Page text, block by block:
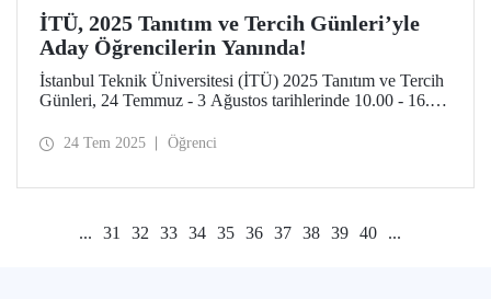
İTÜ, 2025 Tanıtım ve Tercih Günleri’yle
Aday Öğrencilerin Yanında!
İstanbul Teknik Üniversitesi (İTÜ) 2025 Tanıtım ve Tercih
Günleri, 24 Temmuz - 3 Ağustos tarihlerinde 10.00 - 16.00
yerleşkelerine bekliyor.
24 Tem 2025 Öğrenci
... 31 32 33 34 35 36 37 38 39 40 ...